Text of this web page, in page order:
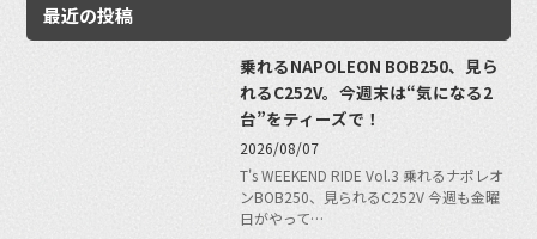
最近の投稿
乗れるNAPOLEON BOB250、見ら
れるC252V。今週末は“気になる2
台”をティーズで！
2026/08/07
T's WEEKEND RIDE Vol.3 乗れるナポレオ
ンBOB250、見られるC252V 今週も金曜
日がやって…